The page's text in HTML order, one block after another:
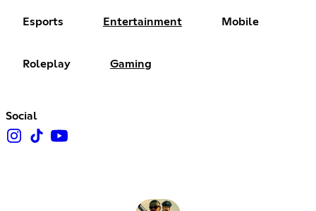
Esports Entertainment Mobile
Roleplay Gaming
Social